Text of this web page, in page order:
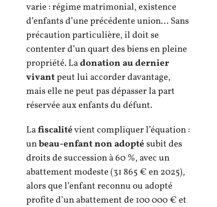
varie : régime matrimonial, existence
d’enfants d’une précédente union… Sans
précaution particulière, il doit se
contenter d’un quart des biens en pleine
propriété. Ladonation au dernier
vivantpeut lui accorder davantage,
mais elle ne peut pas dépasser la part
réservée aux enfants du défunt.
Lafiscalitévient compliquer l’équation :
unbeau-enfant non adoptésubit des
droits de succession à 60 %, avec un
abattement modeste (31 865 € en 2025),
alors que l’enfant reconnu ou adopté
profite d’un abattement de 100 000 € et